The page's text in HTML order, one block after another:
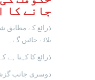
جانے کا
بلائے جائیں گے۔
ذرائع کا کہنا
دوسری جانب